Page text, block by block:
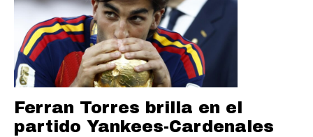
Ferran Torres brilla en el
partido Yankees-Cardenales